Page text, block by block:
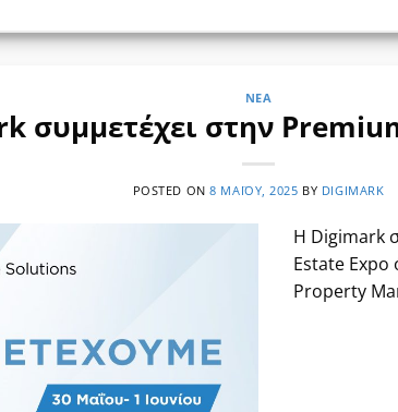
ΝΈΑ
συμμετέχει στην
POSTED ON8 ΜΑΪ́ΟΥ, 2025 BY DIGIMARK
Η Digimark
Estate Expo
Property